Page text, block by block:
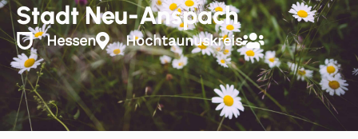
Stadt Neu-Anspach
Hessen Hochtaunuskreis